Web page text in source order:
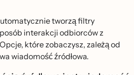
tworzą filtry
interakcji odbiorców z
które zobaczysz, zależą od
wiadomość źródłowa.